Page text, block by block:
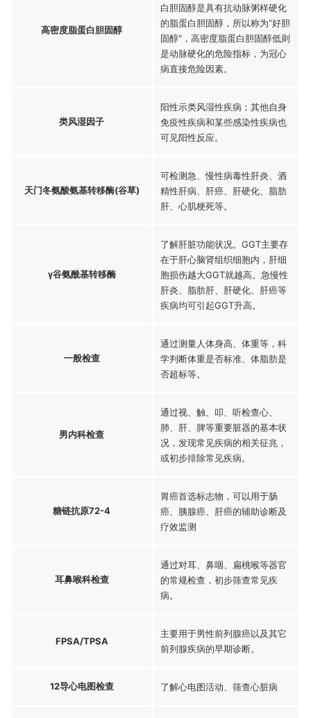
高密度脂蛋白胆固醇
白胆固醇是具有抗动脉粥样硬化
的脂蛋白胆固醇，所以称为“好胆
固醇"，高密度脂蛋白胆固醇低则
是动脉硬化的危险指标，为冠心
病直接危险因素。
类风湿因子
阳性示类风湿性疾病；其他自身
免疫性疾病和某些感染性疾病也
可见阳性反应。
天门冬氨酸氨基转移酶(谷草)
可检测急、慢性病毒性肝炎、酒
精性肝病、肝癌、肝硬化、脂肪
肝、心肌梗死等。
γ谷氨酰基转移酶
了解肝脏功能状况。GGT主要存
在于肝心脑肾组织细胞内，肝细
胞损伤越大GGT就越高。急慢性
肝炎、脂肪肝、肝硬化、肝癌等
疾病均可引起GGT升高。
一般检查
通过测量人体身高、体重等，科
学判断体重是否标准、体脂肪是
否超标等。
男内科检查
通过视、触、叩、听检查心、
肺、肝、脾等重要脏器的基本状
况，发现常见疾病的相关征兆，
或初步排除常见疾病。
糖链抗原72-4
胃癌首选标志物，可以用于肠
癌、胰腺癌、肝癌的辅助诊断及
疗效监测
耳鼻喉科检查
通过对耳、鼻咽、扁桃喉等器官
的常规检查，初步筛查常见疾
病。
FPSA/TPSA
主要用于男性前列腺癌以及其它
前列腺疾病的早期诊断。
12导心电图检查 了解心电图活动、筛查心脏病